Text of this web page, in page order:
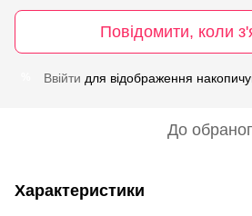
Повідомити, коли
Ввійти для відображення
До
Характеристики